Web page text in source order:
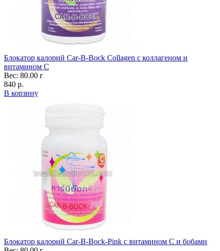
Блокатор калорий Car-B-Bock Collagen с коллагеном и
витамином C
Вес: 80.00 г
840 р.
В корзину
Блокатор калорий Car-B-Bock-Pink c витамином C и бобами